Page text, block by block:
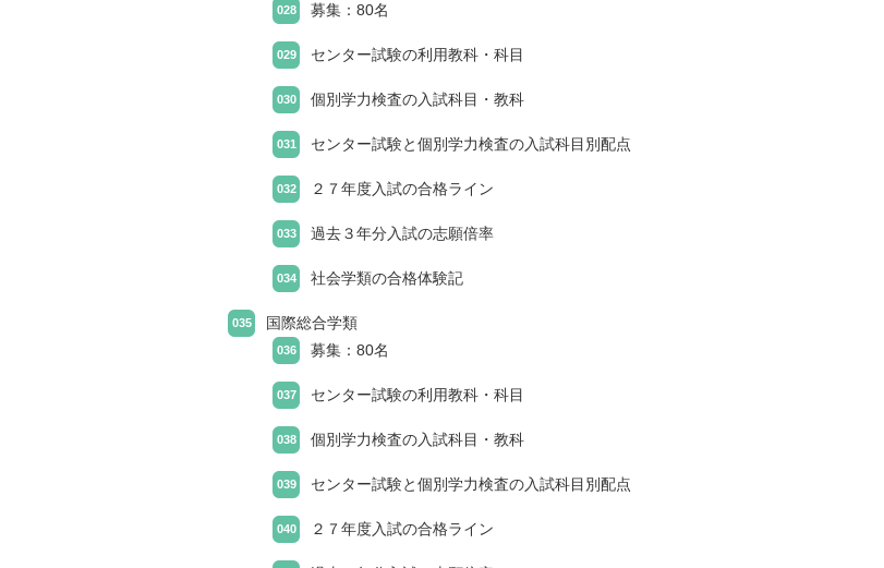
募集：80名
センター試験の利用教科・科目
個別学力検査の入試科目・教科
センター試験と個別学力検査の入試科目別配点
２７年度入試の合格ライン
過去３年分入試の志願倍率
社会学類の合格体験記
国際総合学類
募集：80名
センター試験の利用教科・科目
個別学力検査の入試科目・教科
センター試験と個別学力検査の入試科目別配点
２７年度入試の合格ライン